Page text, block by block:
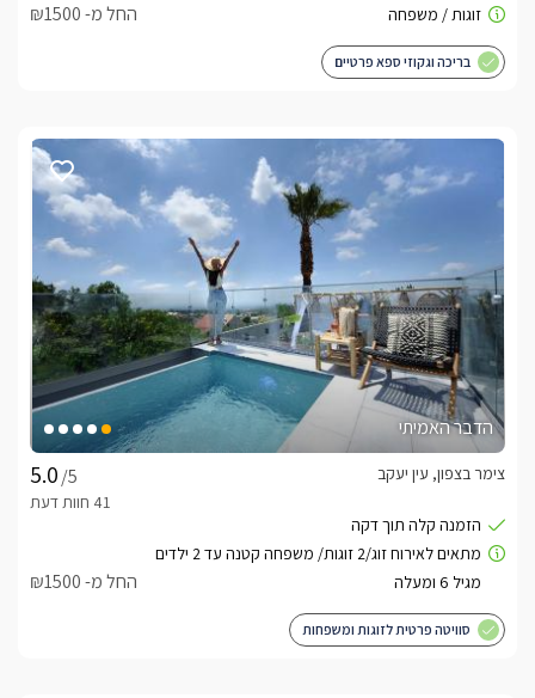
החל מ- ₪1500
בריכה וגקוזי ספא פרטיים
הדבר האמיתי
/5
צימר בצפון, עין יעקב
החל מ- ₪1500
סוויטה פרטית לזוגות ומשפחות